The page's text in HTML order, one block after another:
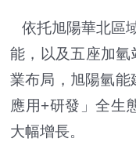
依托旭陽華北區
能，以及五座加
業布局，旭陽氫能
應用+研發」全生
大幅增長。